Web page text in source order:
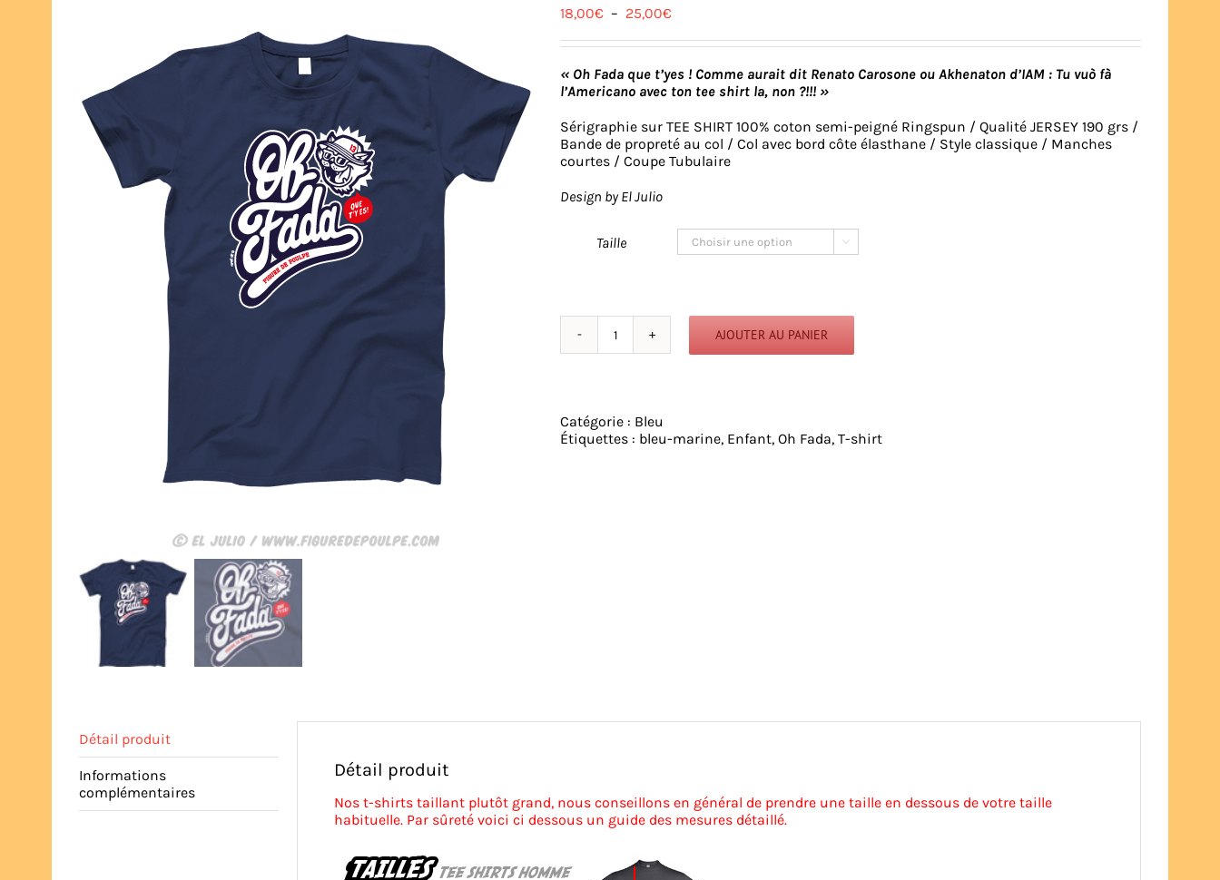
18,00€ – 25,00€Plage
prix :
à
25,00€
« Oh Fada que t’yes ! Comme aurait dit Renato Carosone ou Akhenaton d’IAM : Tu vuò fà
l’Americano avec ton tee shirt la, non ?!!! »
Sérigraphie sur TEE SHIRT 100% coton semi-peigné Ringspun / Qualité JERSEY 190 grs /
Bande de propreté au col / Col avec bord côte élasthane / Style classique / Manches
courtes / Coupe Tubulaire
Design by El Julio
Taille 
quantité
de
Tshirt
-
AJOUTER AU PANIER
Catégorie : Bleu
Étiquettes : bleu-marine, Enfant, Oh Fada, T-shirt
Détail produit
Informations
complémentaires
Détail produit
Nos t-shirts taillant plutôt grand, nous conseillons en général de prendre une taille en dessous de votre taille
habituelle. Par sûreté voici ci dessous un guide des mesures détaillé.